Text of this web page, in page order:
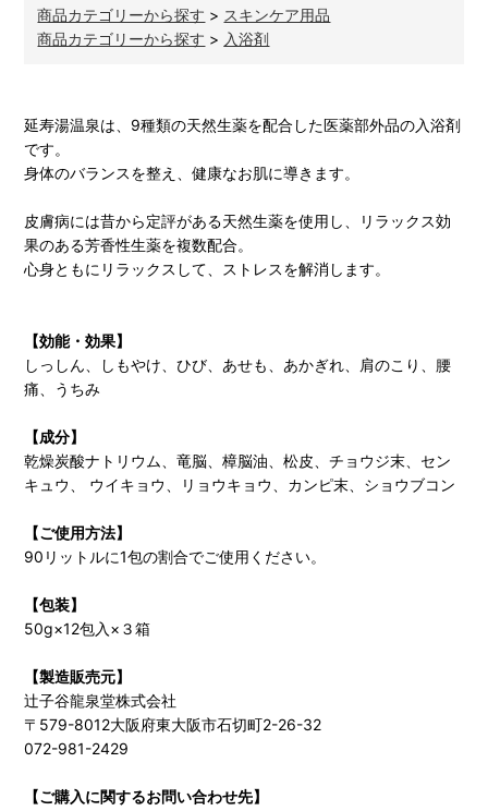
商品カテゴリーから探す > スキンケア用品
商品カテゴリーから探す > 入浴剤
延寿湯温泉は、9種類の天然生薬を配合した医薬部外品の入浴剤
です。
身体のバランスを整え、健康なお肌に導きます。
皮膚病には昔から定評がある天然生薬を使用し、リラックス効
果のある芳香性生薬を複数配合。
心身ともにリラックスして、ストレスを解消します。
【効能・効果】
しっしん、しもやけ、ひび、あせも、あかぎれ、肩のこり、腰
痛、うちみ
【成分】
乾燥炭酸ナトリウム、竜脳、樟脳油、松皮、チョウジ末、セン
キュウ、 ウイキョウ、リョウキョウ、カンピ末、ショウブコン
【ご使用方法】
90リットルに1包の割合でご使用ください。
【包装】
50g×12包入×３箱
【製造販売元】
辻子谷龍泉堂株式会社
〒579-8012大阪府東大阪市石切町2-26-32
072-981-2429
【ご購入に関するお問い合わせ先】